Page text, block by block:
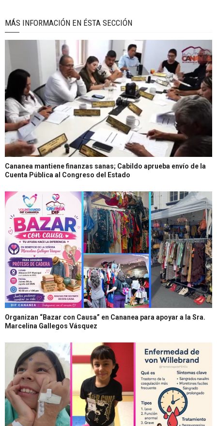
MÁS INFORMACIÓN EN ÉSTA SECCIÓN
Cananea mantiene finanzas sanas; Cabildo aprueba envío de la
Cuenta Pública al Congreso del Estado
Organizan “Bazar con Causa” en Cananea para apoyar a la Sra.
Marcelina Gallegos Vásquez